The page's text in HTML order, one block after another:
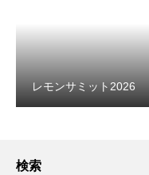
レモンサミット2026
検索